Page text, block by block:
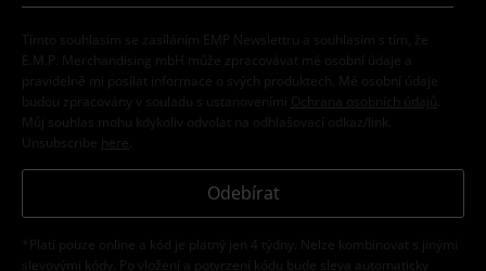
Tímto souhlasím se zasíláním EMP Newslettru a souhlasím s tím, že
E.M.P. Merchandising mbH může zpracovávat mé osobní údaje a
pravidelně mi posílat informace o svých produktech. Mé osobní údaje
budou zpracovány v souladu s ustanoveními
Ochrana osobních údajů
Můj souhlas mohu kdykoliv odvolat na odhlašovací odkaz/link.
Unsubscribe here
Odebírat
*Platí pouze online a kód je platný jen 4 týdny. Nelze kombinovat s jinými
slevovými kódy. Po vložení a potvrzení kódu bude sleva automaticky